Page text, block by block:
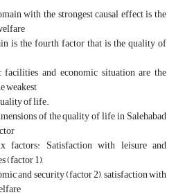
with the strongest causal effect is the
is the fourth factor that is the quality of
and economic situation are the
weakest
of life.
of the quality of life in Salehabad
factors: Satisfaction with leisure and
(factor 1),
and security (factor 2), satisfaction with